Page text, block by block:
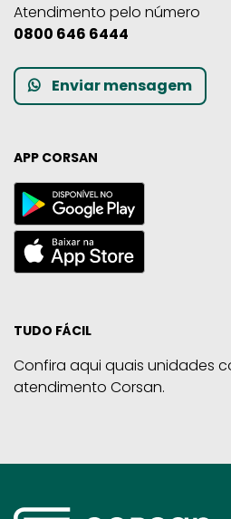
Atendimento pelo número
0800 646 6444
Enviar mensagem
APP CORSAN
TUDO FÁCIL
Confira aqui quais unidades
atendimento Corsan.